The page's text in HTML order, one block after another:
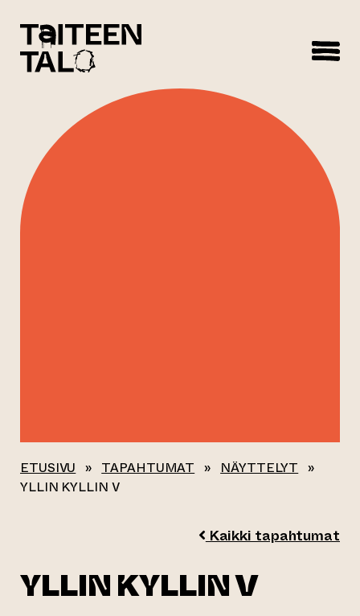
ETUSIVU » TAPAHTUMAT » NÄYTTELYT »
YLLIN KYLLIN V
Kaikki tapahtumat
YLLIN KYLLIN V